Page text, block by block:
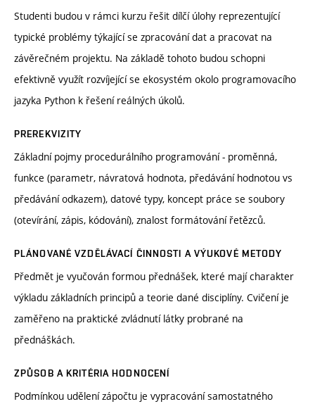
Studenti budou v rámci kurzu řešit dílčí úlohy reprezentující
typické problémy týkající se zpracování dat a pracovat na
závěrečném projektu. Na základě tohoto budou schopni
efektivně využít rozvíjející se ekosystém okolo programovacího
jazyka Python k řešení reálných úkolů.
PREREKVIZITY
Základní pojmy procedurálního programování - proměnná,
funkce (parametr, návratová hodnota, předávání hodnotou vs
předávání odkazem), datové typy, koncept práce se soubory
(otevírání, zápis, kódování), znalost formátování řetězců.
PLÁNOVANÉ VZDĚLÁVACÍ ČINNOSTI A VÝUKOVÉ METODY
Předmět je vyučován formou přednášek, které mají charakter
výkladu základních principů a teorie dané disciplíny. Cvičení je
zaměřeno na praktické zvládnutí látky probrané na
přednáškách.
ZPŮSOB A KRITÉRIA HODNOCENÍ
Podmínkou udělení zápočtu je vypracování samostatného